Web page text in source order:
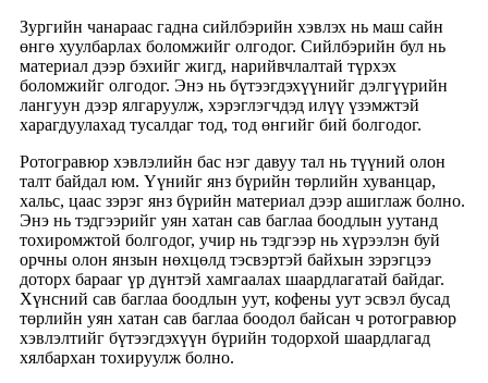
Зургийн чанараас гадна сийлбэрийн хэвлэх нь маш сайн
өнгө хуулбарлах боломжийг олгодог. Сийлбэрийн бул нь
материал дээр бэхийг жигд, нарийвчлалтай түрхэх
боломжийг олгодог. Энэ нь бүтээгдэхүүнийг дэлгүүрийн
лангуун дээр ялгаруулж, хэрэглэгчдэд илүү үзэмжтэй
харагдуулахад тусалдаг тод, тод өнгийг бий болгодог.
Ротогравюр хэвлэлийн бас нэг давуу тал нь түүний олон
талт байдал юм. Үүнийг янз бүрийн төрлийн хуванцар,
хальс, цаас зэрэг янз бүрийн материал дээр ашиглаж болно.
Энэ нь тэдгээрийг уян хатан сав баглаа боодлын уутанд
тохиромжтой болгодог, учир нь тэдгээр нь хүрээлэн буй
орчны олон янзын нөхцөлд тэсвэртэй байхын зэрэгцээ
доторх барааг үр дүнтэй хамгаалах шаардлагатай байдаг.
Хүнсний сав баглаа боодлын уут, кофены уут эсвэл бусад
төрлийн уян хатан сав баглаа боодол байсан ч ротогравюр
хэвлэлтийг бүтээгдэхүүн бүрийн тодорхой шаардлагад
хялбархан тохируулж болно.